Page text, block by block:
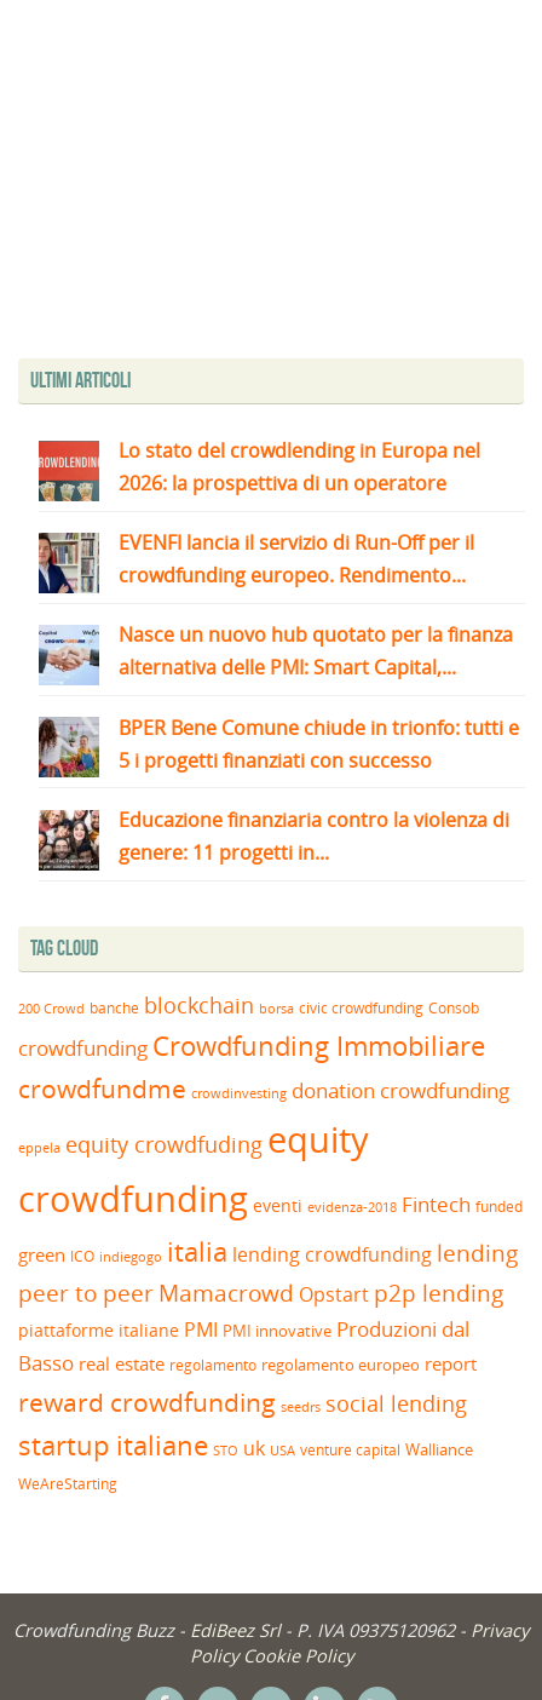
Ultimi articoli
Lo stato del crowdlending in Europa nel
2026: la prospettiva di un operatore
EVENFI lancia il servizio di Run-Off per il
crowdfunding europeo. Rendimento...
Nasce un nuovo hub quotato per la finanza
alternativa delle PMI: Smart Capital,...
BPER Bene Comune chiude in trionfo: tutti e
5 i progetti finanziati con successo
Educazione finanziaria contro la violenza di
genere: 11 progetti in...
Tag Cloud
200 Crowd banche blockchain borsa civic crowdfunding Consob
crowdfunding Crowdfunding Immobiliare
crowdfundme crowdinvesting donation crowdfunding
eppela equity crowdfuding equity
crowdfunding eventi evidenza-2018 Fintech funded
green ICO indiegogo italia lending crowdfunding lending
peer to peerMamacrowd Opstart p2p lending
piattaforme italiane PMI PMI innovative Produzioni dal
Basso real estate regolamento regolamento europeo report
reward crowdfunding seedrs social lending
startup italiane STO uk USA venture capital Walliance
WeAreStarting
Crowdfunding Buzz - EdiBeez Srl - P. IVA 09375120962 - Privacy
Policy Cookie Policy